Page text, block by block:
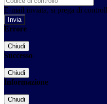
E-mail inviata, si prega di
Errore
Chiudi
Successo
Chiudi
Informazione
Chiudi